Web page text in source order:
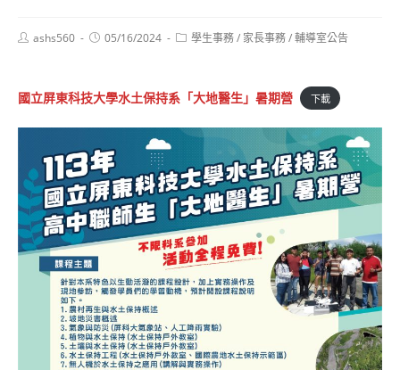
Postashs560
Post05/16/2024
Post學生事務/ 家長事務/輔導室公告
國立屏東科技大學水土保持系「大地醫生」暑期營 下載